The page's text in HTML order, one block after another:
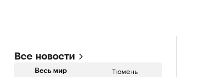
Все новости
Весь мир Тюмень